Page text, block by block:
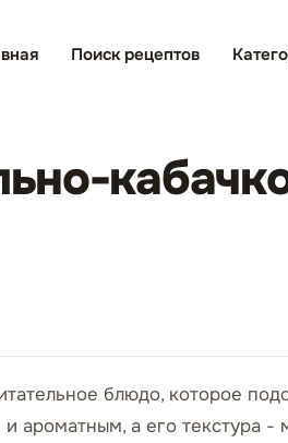
Поиск рецептов
блюдо, которое
ароматным, а его текстура -